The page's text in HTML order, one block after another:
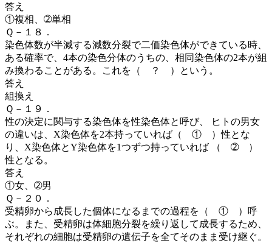
答え
①複相、➁単相
Ｑ－１８．
染色体数が半減する減数分裂で二価染色体ができている時、
ある確率で、4本の染色分体のうちの、相同染色体の2本が組
み換わることがある。これを（ ？ ）という。
答え
組換え
Ｑ－１９．
性の決定に関与する染色体を性染色体と呼び、 ヒトの男女
の違いは、 X染色体を2本持っていれば（ ① ）性とな
り、 X染色体とY染色体を1つずつ持っていれば （ ➁ ）
性となる。
答え
①女、➁男
Ｑ－２０．
受精卵から成長した個体になるまでの過程を（ ① ） 呼
ぶ。また、受精卵は体細胞分裂を繰り返して成長するため、
それぞれの細胞は受精卵の遺伝子を全てそのまま受け継ぐ。